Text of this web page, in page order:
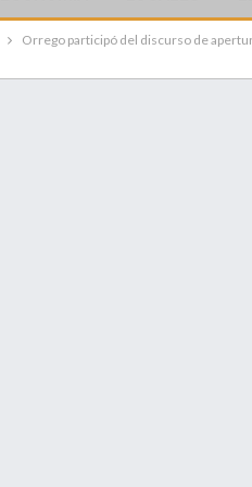
Orrego participó del discurso de